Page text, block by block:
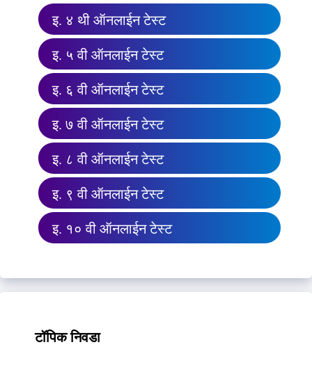
इ. ४ थी ऑनलाईन टेस्ट
इ. ५ वी ऑनलाईन टेस्ट
इ. ६ वी ऑनलाईन टेस्ट
इ. ७ वी ऑनलाईन टेस्ट
इ. ८ वी ऑनलाईन टेस्ट
इ. ९ वी ऑनलाईन टेस्ट
इ. १० वी ऑनलाईन टेस्ट
टॉपिक निवडा